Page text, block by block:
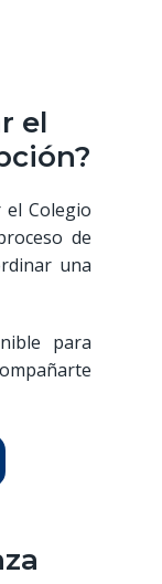
el
Colegio
de
una
para